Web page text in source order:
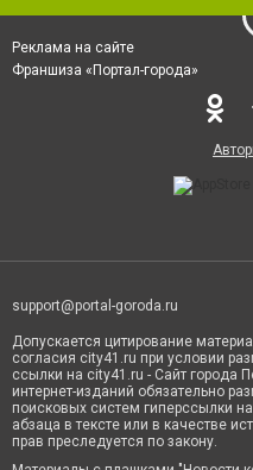
Реклама на сайте
Франшиза «Портал-города»
support@portal-goroda.ru
Допускается цитирование
согласия city41.ru при условии
ссылки на city41.ru - Сайт города
интернет-изданий обязательно
поисковых систем гиперссылки
абзаца в тексте или в качестве
прав преследуется по закону.